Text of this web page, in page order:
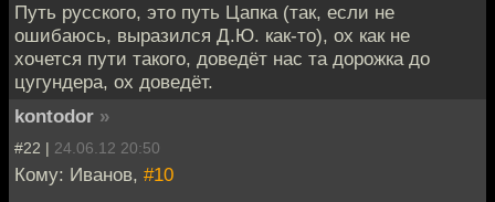
Путь русского, это путь Цапка (так, если не
ошибаюсь, выразился Д.Ю. как-то), ох как не
хочется пути такого, доведёт нас та дорожка до
цугундера, ох доведёт.
kontodor »
#22 | 24.06.12 20:50
Кому: Иванов, #10